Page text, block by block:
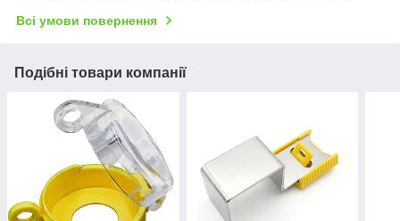
Всі умови повернення
Подібні товари компанії